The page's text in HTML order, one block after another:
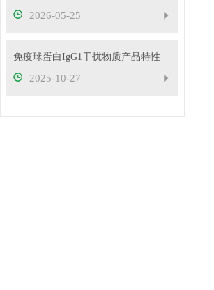
2026-05-25
免疫球蛋白IgG1干扰物质产品特性
2025-10-27